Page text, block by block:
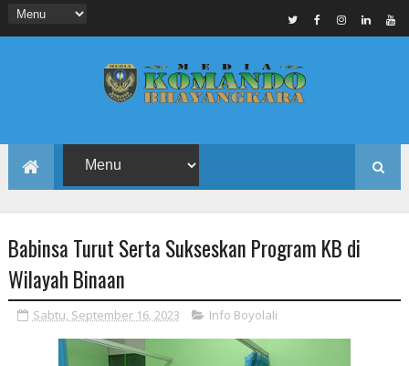
Babinsa Turut Serta Sukseskan Program KB di
Wilayah Binaan
Sabtu, September 16, 2023 Info Boyolali